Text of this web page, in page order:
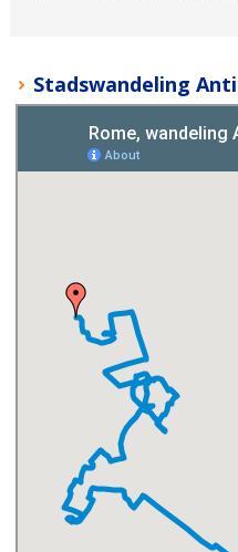
Stadswandeling